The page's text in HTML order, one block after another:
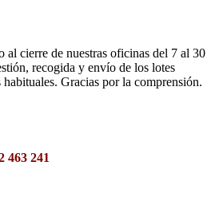
al cierre de nuestras oficinas del 7 al 30
recogida y envío de los lotes
Gracias por la comprensión.
463 241